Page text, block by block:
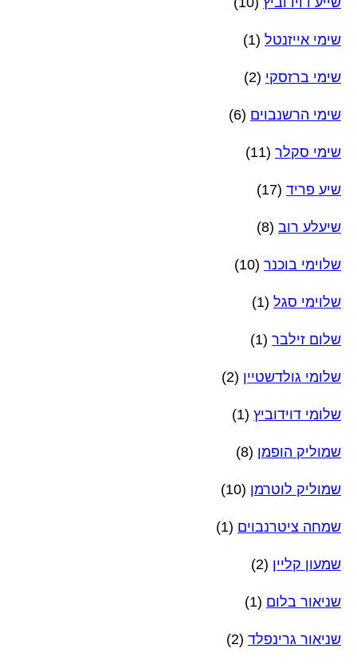
שימי אייזנטל (1)
שימי ברזסקי (2)
שימי הרשנבוים (6)
שימי סקלר (11)
שיע פריד (17)
שיעלע רוב (8)
שלוימי בוכנר (10)
שלוימי סגל (1)
שלום זילבר (1)
שלומי גולדשטיין (2)
שלומי דוידוביץ (1)
שמוליק הופמן (8)
שמוליק לוטרמן (10)
שמחה ציטרנבוים (1)
שמעון קליין (2)
שניאור בלום (1)
שניאור גרינפלד (2)